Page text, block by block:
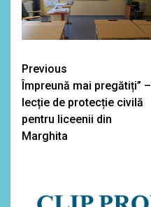
Continue
Reading
Previous
Împreună mai pregătiți” –
lecție de protecție civilă
pentru liceenii din
Marghita